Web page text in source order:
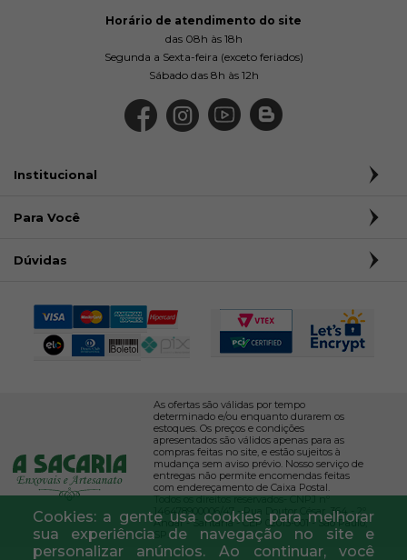
Cookies: a gente usa cookies para melhorar
sua experiência de navegação no site e
personalizar anúncios. Ao continuar, você
Horário de atendimento do site
das 08h às 18h
Segunda a Sexta-feira (exceto feriados)
Sábado das 8h às 12h
Institucional
Para Você
Dúvidas
As ofertas são válidas por tempo
determinado e/ou enquanto durarem os
estoques. Os preços e condições
apresentados são válidos apenas para as
compras feitas no site, e estão sujeitos à
mudança sem aviso prévio. Nosso serviço de
entregas não permite encomendas feitas
com endereçamento de Caixa Postal.
Todos os direitos reservados- CNPJ nº
146478900006/47 - Rua Doutor César, 364 - 2º
Andar - Santana - CEP 02013-001 - São Paulo,
SP.